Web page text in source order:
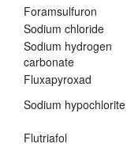
Foramsulfuron
Sodium chloride
Sodium hydrogen
carbonate
Fluxapyroxad
Sodium hypochlorite
Flutriafol